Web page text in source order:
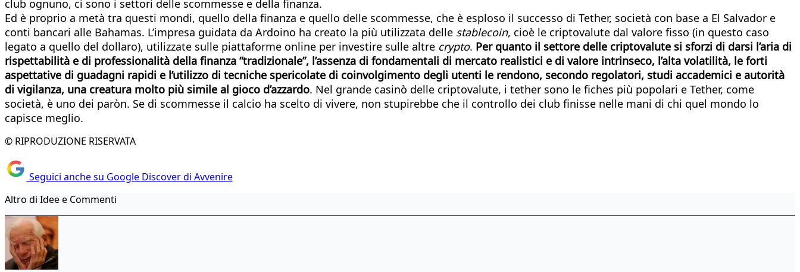
club ognuno, ci sono i settori delle scommesse e della finanza.
Ed è proprio a metà tra questi mondi, quello della finanza e quello delle scommesse, che è esploso il successo di Tether, società con base a El Salvador e
conti bancari alle Bahamas. L’impresa guidata da Ardoino ha creato la più utilizzata delle stablecoin, cioè le criptovalute dal valore fisso (in questo caso
legato a quello del dollaro), utilizzate sulle piattaforme online per investire sulle altre crypto. Per quanto il settore delle criptovalute si sforzi di darsi l’aria di
rispettabilità e di professionalità della finanza “tradizionale”, l’assenza di fondamentali di mercato realistici e di valore intrinseco, l’alta volatilità, le forti
aspettative di guadagni rapidi e l’utilizzo di tecniche spericolate di coinvolgimento degli utenti le rendono, secondo regolatori, studi accademici e autorità
di vigilanza, una creatura molto più simile al gioco d’azzardo. Nel grande casinò delle criptovalute, i tether sono le fiches più popolari e Tether, come
società, è uno dei paròn. Se di scommesse il calcio ha scelto di vivere, non stupirebbe che il controllo dei club finisse nelle mani di chi quel mondo lo
capisce meglio.
© RIPRODUZIONE RISERVATA
Seguici anche su Google Discover di Avvenire
Altro di Idee e Commenti